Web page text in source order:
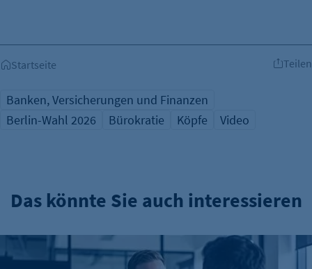
Startseite Teilen
Banken, Versicherungen und Finanzen
Berlin-Wahl 2026
Bürokratie Köpfe Video
Das könnte Sie auch interessieren
Mittel und Wege für Förderungen und Finanzierungen